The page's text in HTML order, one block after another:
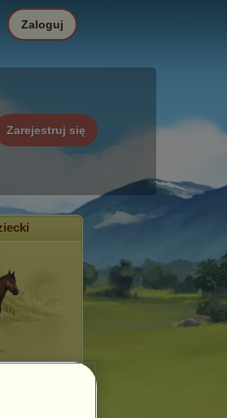
Zarejestruj się
Zaloguj